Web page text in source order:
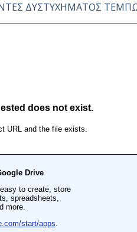
ΔΥΣΤΥΧΗΜΑΤΟΣ